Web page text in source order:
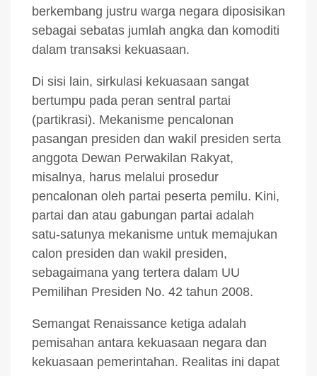
berkembang justru warga negara diposisikan
sebagai sebatas jumlah angka dan komoditi
dalam transaksi kekuasaan.
Di sisi lain, sirkulasi kekuasaan sangat
bertumpu pada peran sentral partai
(partikrasi). Mekanisme pencalonan
pasangan presiden dan wakil presiden serta
anggota Dewan Perwakilan Rakyat,
misalnya, harus melalui prosedur
pencalonan oleh partai peserta pemilu. Kini,
partai dan atau gabungan partai adalah
satu-satunya mekanisme untuk memajukan
calon presiden dan wakil presiden,
sebagaimana yang tertera dalam UU
Pemilihan Presiden No. 42 tahun 2008.
Semangat Renaissance ketiga adalah
pemisahan antara kekuasaan negara dan
kekuasaan pemerintahan. Realitas ini dapat